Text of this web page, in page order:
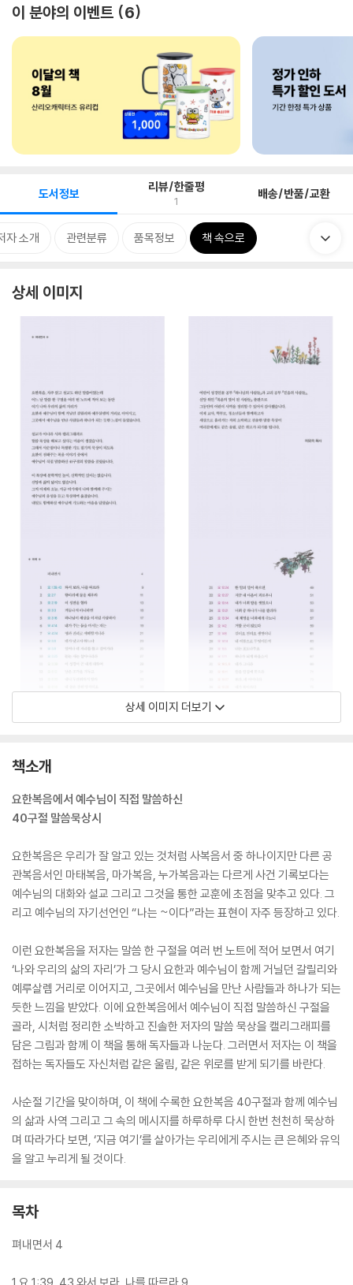
이 분야의 이벤트 6
도서정보 리뷰/한줄평
1 배송/반품/교환
자 소개 관련분류 품목정보 책 속으로
상세 이미지
상세 이미지 더보기
책소개
요한복음에서 예수님이 직접 말씀하신
40구절 말씀묵상시
요한복음은 우리가 잘 알고 있는 것처럼 사복음서 중 하나이지만 다른 공
관복음서인 마태복음, 마가복음, 누가복음과는 다르게 사건 기록보다는
예수님의 대화와 설교 그리고 그것을 통한 교훈에 초점을 맞추고 있다. 그
리고 예수님의 자기선언인 “나는 ~이다”라는 표현이 자주 등장하고 있다.
이런 요한복음을 저자는 말씀 한 구절을 여러 번 노트에 적어 보면서 여기
‘나와 우리의 삶의 자리’가 그 당시 요한과 예수님이 함께 거닐던 갈릴리와
예루살렘 거리로 이어지고, 그곳에서 예수님을 만난 사람들과 하나가 되는
듯한 느낌을 받았다. 이에 요한복음에서 예수님이 직접 말씀하신 구절을
골라, 시처럼 정리한 소박하고 진솔한 저자의 말씀 묵상을 캘리그래피를
담은 그림과 함께 이 책을 통해 독자들과 나눈다. 그러면서 저자는 이 책을
접하는 독자들도 자신처럼 같은 울림, 같은 위로를 받게 되기를 바란다.
사순절 기간을 맞이하며, 이 책에 수록한 요한복음 40구절과 함께 예수님
의 삶과 사역 그리고 그 속의 메시지를 하루하루 다시 한번 천천히 묵상하
며 따라가다 보면, ‘지금 여기’를 살아가는 우리에게 주시는 큰 은혜와 유익
을 알고 누리게 될 것이다.
목차
펴내면서 4